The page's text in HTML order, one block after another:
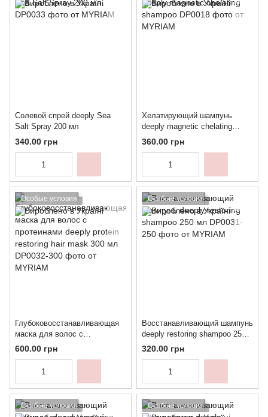
Солевой спрей deeply Sea
Salt Spray 200 мл
340.00 грн
Хелатирующий шампунь
deeply magnetic chelating
shampoo
360.00 грн
Особые условия
Глубоковосстанавливающая
маска для волос с
протеинами deeply protein
restoring hair mask 300 мл
600.00 грн
Особые условия
Восстанавливающий шампунь
deeply restoring shampoo 250
мл
320.00 грн
Особые условия Особые условия